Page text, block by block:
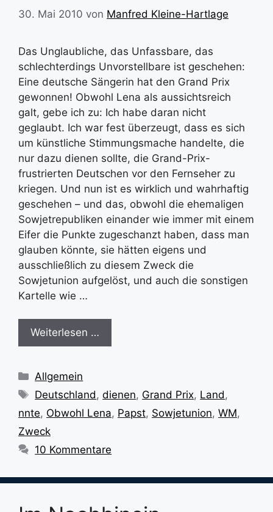
30. Mai 2010 von Manfred Kleine-Hartlage
Das Unglaubliche, das Unfassbare, das
schlechterdings Unvorstellbare ist geschehen:
Eine deutsche Sängerin hat den Grand Prix
gewonnen! Obwohl Lena als aussichtsreich
galt, gebe ich zu: Ich habe daran nicht
geglaubt. Ich war fest überzeugt, dass es sich
um künstliche Stimmungsmache handelte, die
nur dazu dienen sollte, die Grand-Prix-
frustrierten Deutschen vor den Fernseher zu
kriegen. Und nun ist es wirklich und wahrhaftig
geschehen – und das, obwohl die ehemaligen
Sowjetrepubliken einander wie immer mit einem
Eifer die Punkte zugeschanzt haben, dass man
glauben könnte, sie hätten eigens und
ausschließlich zu diesem Zweck die
Sowjetunion aufgelöst, und auch die sonstigen
Kartelle wie …
Weiterlesen …
Kategorien
Allgemein
Schlagwörter
Deutschland,dienen, Grand Prix, Land,
nnte, Obwohl Lena, Papst, Sowjetunion, WM,
Zweck
10 Kommentare